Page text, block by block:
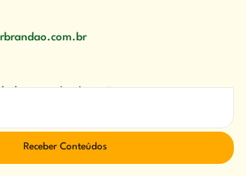
em primeira mão
Receber Conteúdos